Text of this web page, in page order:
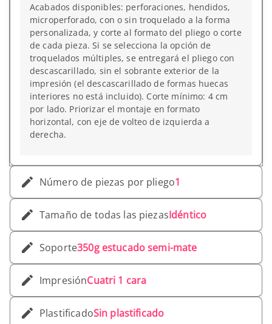
Acabados disponibles: perforaciones, hendidos,
microperforado, con o sin troquelado a la forma
personalizada, y corte al formato del pliego o corte
de cada pieza. Si se selecciona la opción de
troquelados múltiples, se entregará el pliego con
descascarillado, sin el sobrante exterior de la
impresión (el descascarillado de formas huecas
interiores no está incluido). Corte mínimo: 4 cm
por lado. Priorizar el montaje en formato
horizontal, con eje de volteo de izquierda a
derecha.
Número de piezas por pliego1
Tamaño de todas las piezasIdéntico
Soporte350g estucado semi-mate
ImpresiónCuatri 1 cara
PlastificadoSin plastificado